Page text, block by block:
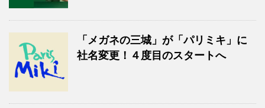
「メガネの三城」が「パリミキ」に
社名変更！４度目のスタートへ